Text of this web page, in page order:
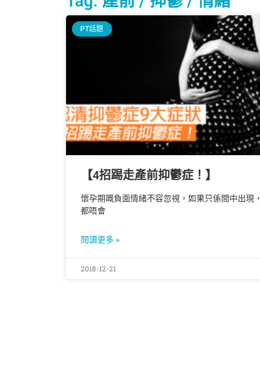
PT話題
【4招踢走產前抑鬱症！】
懷孕期嘅負面情緒不容忽視，如果只係間中出現，
都唔會
閱讀更多 »
2018-12-21